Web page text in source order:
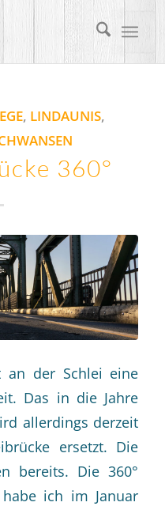
, LINDAUNIS,
360°
an der Schlei eine
Das in die Jahre
allerdings derzeit
ersetzt. Die
bereits. Die 360°
ich im Januar